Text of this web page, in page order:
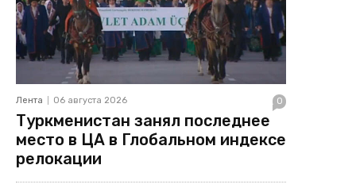
Лента 06 августа 2026 0
Туркменистан занял последнее
место в ЦА в Глобальном индексе
релокации